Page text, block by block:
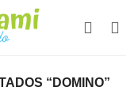
“DOMINO”